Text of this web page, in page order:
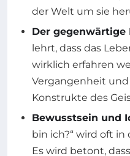
der Welt um sie
Der gegenwärtige
lehrt, dass das
wirklich erfahren
Vergangenheit
Konstrukte des
Bewusstsein und
bin ich?“ wird oft
Es wird betont,